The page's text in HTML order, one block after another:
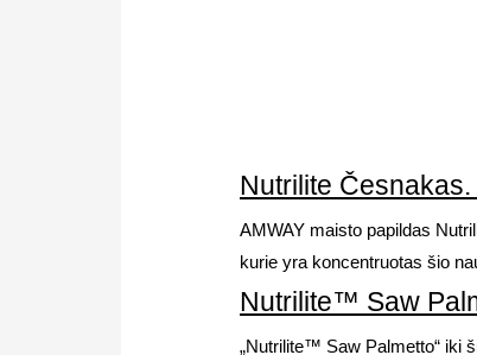
Nutrilite
AMWAY maisto papildas
kurie yra koncentruotas šio
Nutrilite™ Saw
„Nutrilite™ Saw Palmetto“ iki